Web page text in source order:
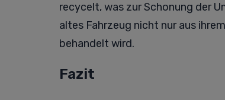
recycelt, was zur Schonung der
altes Fahrzeug nicht nur aus
behandelt wird.
Fazit